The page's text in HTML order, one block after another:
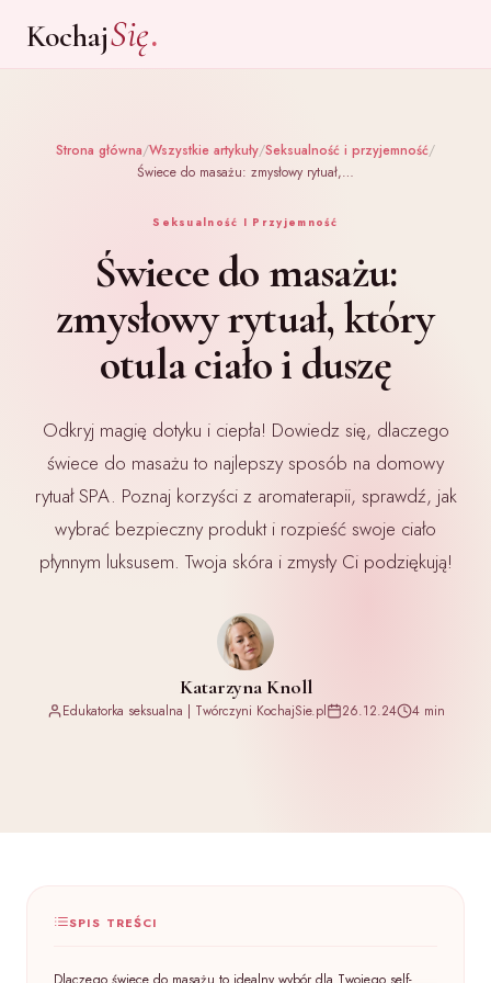
KochajSię.
Strona główna/Wszystkie artykuły/Seksualność i przyjemność/
Świece do masażu: zmysłowy rytuał,…
Seksualność I Przyjemność
Świece do masażu:
zmysłowy rytuał, który
otula ciało i duszę
Odkryj magię dotyku i ciepła! Dowiedz się, dlaczego
świece do masażu to najlepszy sposób na domowy
rytuał SPA. Poznaj korzyści z aromaterapii, sprawdź, jak
wybrać bezpieczny produkt i rozpieść swoje ciało
płynnym luksusem. Twoja skóra i zmysły Ci podziękują!
Katarzyna Knoll
Edukatorka seksualna | Twórczyni KochajSie.pl 26.12.24 4 min
SPIS TREŚCI